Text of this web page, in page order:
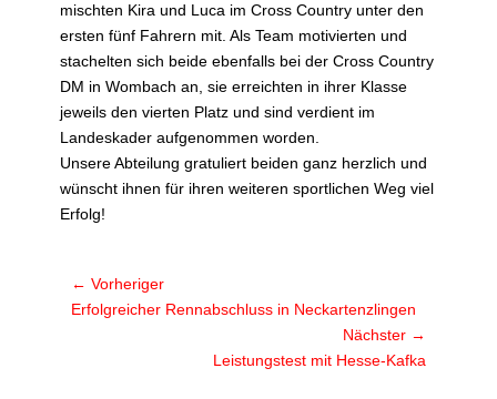
mischten Kira und Luca im Cross Country unter den
ersten fünf Fahrern mit. Als Team motivierten und
stachelten sich beide ebenfalls bei der Cross Country
DM in Wombach an, sie erreichten in ihrer Klasse
jeweils den vierten Platz und sind verdient im
Landeskader aufgenommen worden.
Unsere Abteilung gratuliert beiden ganz herzlich und
wünscht ihnen für ihren weiteren sportlichen Weg viel
Erfolg!
Beitragsnavigation
← Vorheriger
Vorheriger
Erfolgreicher Rennabschluss in Neckartenzlingen
Nächster →
Leistungstest mit Hesse-Kafka